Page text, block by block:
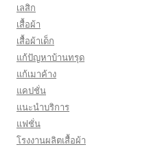
เลสิก
เสื้อผ้า
เสื้อผ้าเด็ก
แก้ปัญหาบ้านทรุด
แก้เมาค้าง
แคปชั่น
แนะนำบริการ
แฟชั่น
โรงงานผลิตเสื้อผ้า